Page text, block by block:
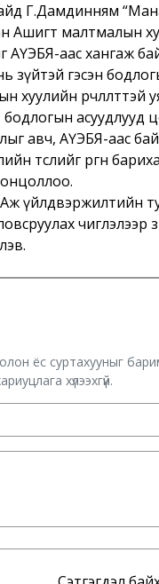
Г.Дамдинням
Ашигт малтмалын
АҮЭБЯ-аас хангаж
нь зүйтэй гэсэн
бодлогын
авч, АҮЭБЯ-аас
төслийг өргөн
үйлдвэржилтийн
чиглэлээр
ёс суртахууныг
хүлээхгүй.